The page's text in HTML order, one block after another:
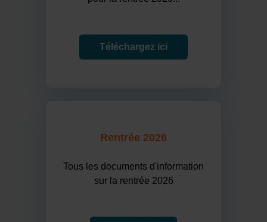
Téléchargez ici
Rentrée 2026
Tous les documents d'information
sur la rentrée 2026